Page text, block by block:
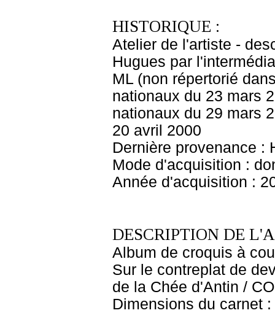
HISTORIQUE :
Atelier de l'artiste -
Hugues par
ML (non répertorié
nationaux du 23 mars
nationaux du 29 mars
20 avril 2000
Dernière provenance :
Mode d'acquisition :
Année d'acquisition :
DESCRIPTION DE
Album de croquis à
Sur le contreplat de
de la Chée d'Antin /
Dimensions du carnet